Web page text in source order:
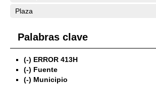
Plaza
Palabras clave
(-) ERROR 413H
(-) Fuente
(-) Municipio